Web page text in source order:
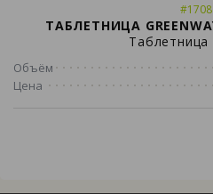
ТАБЛЕТНИЦА
Таблетница
Объём
Цена